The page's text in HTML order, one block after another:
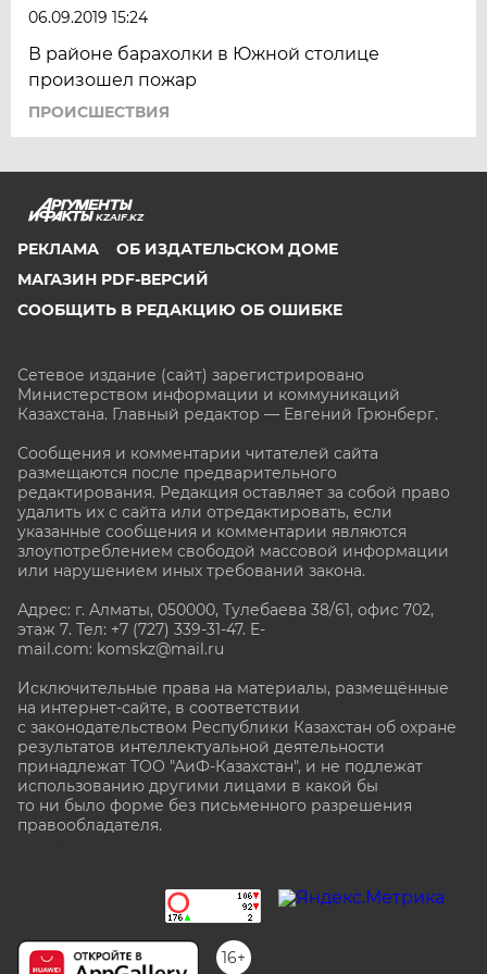
06.09.2019 15:24
В районе барахолки в Южной столице
произошел пожар
ПРОИСШЕСТВИЯ
KZAIF.KZ
РЕКЛАМА
ОБ ИЗДАТЕЛЬСКОМ ДОМЕ
МАГАЗИН PDF-ВЕРСИЙ
СООБЩИТЬ В РЕДАКЦИЮ ОБ ОШИБКЕ
Сетевое издание (сайт) зарегистрировано
Министерством информации и коммуникаций
Казахстана. Главный редактор — Евгений Грюнберг.
Сообщения и комментарии читателей сайта
размещаются после предварительного
редактирования. Редакция оставляет за собой право
удалить их с сайта или отредактировать, если
указанные сообщения и комментарии являются
злоупотреблением свободой массовой информации
или нарушением иных требований закона.
Адрес: г. Алматы, 050000, Тулебаева 38/61, офис 702,
этаж 7. Тел: +7 (727) 339-31-47. E-
mail.com: komskz@mail.ru
Исключительные права на материалы, размещённые
на интернет-сайте, в соответствии
с законодательством Республики Казахстан об охране
результатов интеллектуальной деятельности
принадлежат ТОО "АиФ-Казахстан", и не подлежат
использованию другими лицами в какой бы
то ни было форме без письменного разрешения
правообладателя.
16+